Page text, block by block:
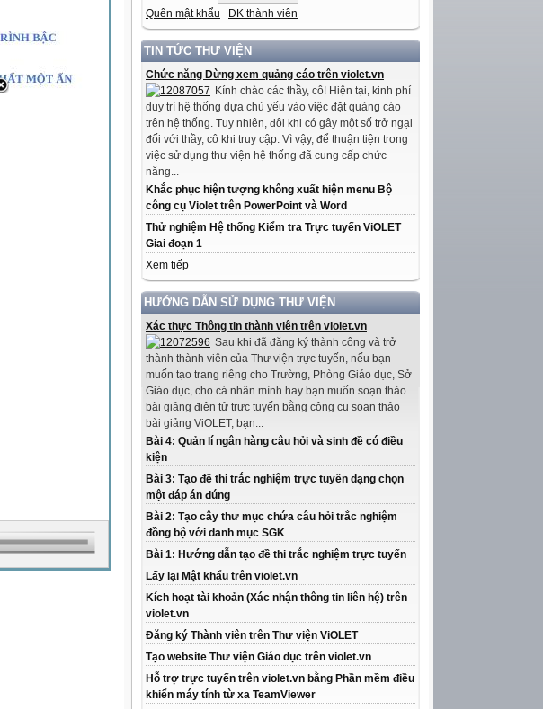
Quên mật khẩu ĐK thành viên
TIN TỨC THƯ VIỆN
Chức năng Dừng xem quảng cáo trên violet.vn
Kính chào các thầy, cô! Hiện tại, kinh phí
duy trì hệ thống dựa chủ yếu vào việc đặt quảng cáo
trên hệ thống. Tuy nhiên, đôi khi có gây một số trở ngại
đối với thầy, cô khi truy cập. Vì vậy, để thuận tiện trong
việc sử dụng thư viện hệ thống đã cung cấp chức
năng...
Khắc phục hiện tượng không xuất hiện menu Bộ
công cụ Violet trên PowerPoint và Word
Thử nghiệm Hệ thống Kiểm tra Trực tuyến ViOLET
Giai đoạn 1
Xem tiếp
HƯỚNG DẪN SỬ DỤNG THƯ VIỆN
Xác thực Thông tin thành viên trên violet.vn
Sau khi đã đăng ký thành công và trở
thành thành viên của Thư viện trực tuyến, nếu bạn
muốn tạo trang riêng cho Trường, Phòng Giáo dục, Sở
Giáo dục, cho cá nhân mình hay bạn muốn soạn thảo
bài giảng điện tử trực tuyến bằng công cụ soạn thảo
bài giảng ViOLET, bạn...
Bài 4: Quản lí ngân hàng câu hỏi và sinh đề có điều
kiện
Bài 3: Tạo đề thi trắc nghiệm trực tuyến dạng chọn
một đáp án đúng
Bài 2: Tạo cây thư mục chứa câu hỏi trắc nghiệm
đồng bộ với danh mục SGK
Bài 1: Hướng dẫn tạo đề thi trắc nghiệm trực tuyến
Lấy lại Mật khẩu trên violet.vn
Kích hoạt tài khoản (Xác nhận thông tin liên hệ) trên
violet.vn
Đăng ký Thành viên trên Thư viện ViOLET
Tạo website Thư viện Giáo dục trên violet.vn
Hỗ trợ trực tuyến trên violet.vn bằng Phần mềm điều
khiển máy tính từ xa TeamViewer